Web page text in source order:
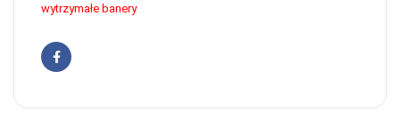
wytrzymałe banery
Facebook